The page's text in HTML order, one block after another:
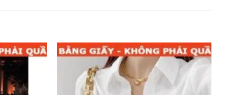
Add to